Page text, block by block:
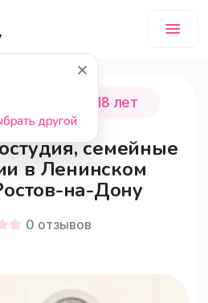
другой
0 - 18 лет
семейные
в Ленинском
на-Дону
0 отзывов